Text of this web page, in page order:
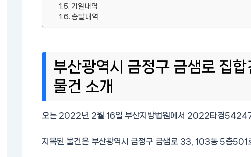
기일내역
송달내역
부산광역시 금정구 금샘로 집
물건 소개
오는 2022년 2월 16일 부산지방법원에서 2022타경54247
지목된 물건은 부산광역시 금정구 금샘로 33, 103동 5층501